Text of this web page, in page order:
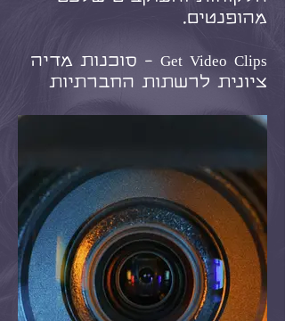
מהופנטים.​
Get Video Clips -
סוכנות מדיה
ציונית לרשתות החברתיות